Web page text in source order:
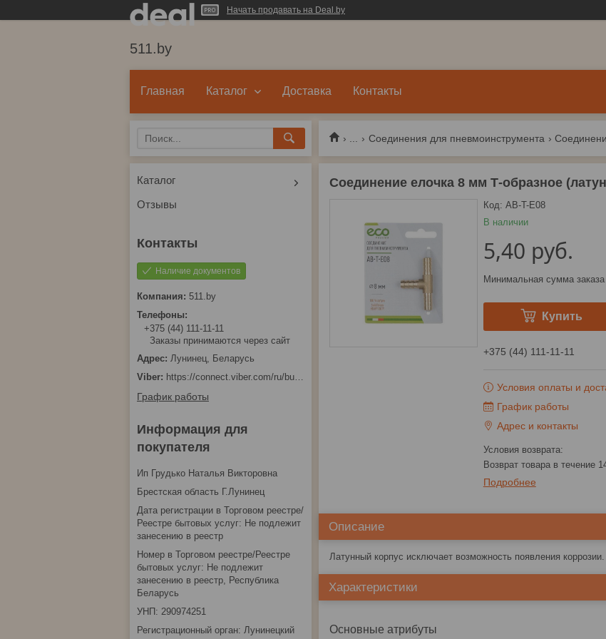
Начать продавать на Deal.by
511.by
Главная Каталог Доставка Контакты
Соединения для пневмоинструмента
Соединение елочка 8 мм Т-образное
В наличии
Код: AB-T-E08
5,40 руб.
Минимальная сумма
Купить
+375 (44) 111-11-11
Условия оплаты и
График работы
Адрес и контакты
возврат товара в течение
Подробнее
Описание
Латунный корпус исключает возможность появления коррозии.
Характеристики
Основные атрибуты
Каталог
Отзывы
Наличие документов
511.by
+375 (44) 111-11-11
Заказы принимаются через сайт
Лунинец, Беларусь
https://connect.viber.com/ru/business/1d480fbc-bd61-11ef-8513-eab83dfd23fa
График работы
Информация для
покупателя
Ип Грудько Наталья Викторовна
Брестская область Г.Лунинец
Дата регистрации в Торговом реестре/
Реестре бытовых услуг: Не подлежит
занесению в реестр
Номер в Торговом реестре/Реестре
бытовых услуг: Не подлежит
занесению в реестр, Республика
Беларусь
УНП: 290974251
Регистрационный орган: Лунинецкий